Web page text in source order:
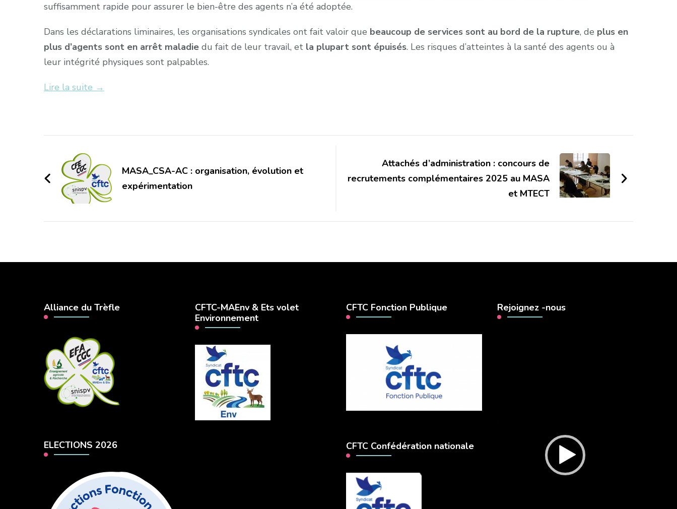
suffisamment rapide pour assurer le bien-être des agents n’a été adoptée.
Dans les déclarations liminaires, les organisations syndicales ont fait valoir que beaucoup de services sont au bord de la rupture, de plus en
plus d’agents sont en arrêt maladie du fait de leur travail, et la plupart sont épuisés. Les risques d’atteintes à la santé des agents ou à
leur intégrité physiques sont palpables.
Lire la suite →
d'article
MASA_CSA-AC : organisation, évolution et
expérimentation
Attachés d’administration : concours de
recrutements complémentaires 2025 au MASA
et MTECT
Alliance du Trèfle
ELECTIONS 2026
CFTC-MAEnv & Ets volet
Environnement
CFTC Fonction Publique
CFTC Confédération nationale
Rejoignez -nous